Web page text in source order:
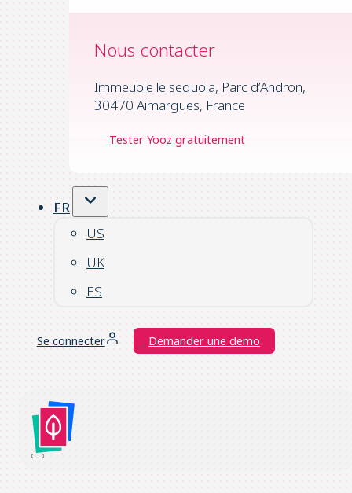
Nous contacter
Immeuble le sequoia, Parc d’Andron,
30470 Aimargues, France
Tester Yooz gratuitement
FR
US
UK
ES
Se connecter Demander une demo